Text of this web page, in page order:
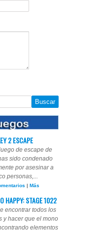
2 ESCAPE
de escape de
sido condenado
por asesinar a
personas,...
| Más
HAPPY: STAGE 1022
encontrar todos los
y hacer que el mono
elementos